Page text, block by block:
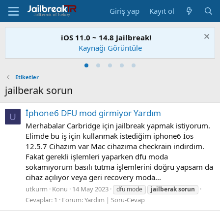
Giriş yap Kayıt ol
iOS 11.0 ~ 14.8 Jailbreak!
Kaynağı Görüntüle
Etiketler
jailberak sorun
U İphone6 DFU mod girmiyor Yardım
Merhabalar Carbridge için jailbreak yapmak istiyorum.
Elimde bu iş için kullanmak istediğim iphone6 İos
12.5.7 Cihazım var Mac cihazıma checkrain indirdim.
Fakat gerekli işlemleri yaparken dfu moda
sokamıyorum basılı tutma işlemlerini doğru yapsam da
cihaz açılıyor veya geri recovery moda...
utkurm Konu 14 May 2023 dfu mode jailberaksorun
Cevaplar: 1 Forum:Yardım | Soru-Cevap